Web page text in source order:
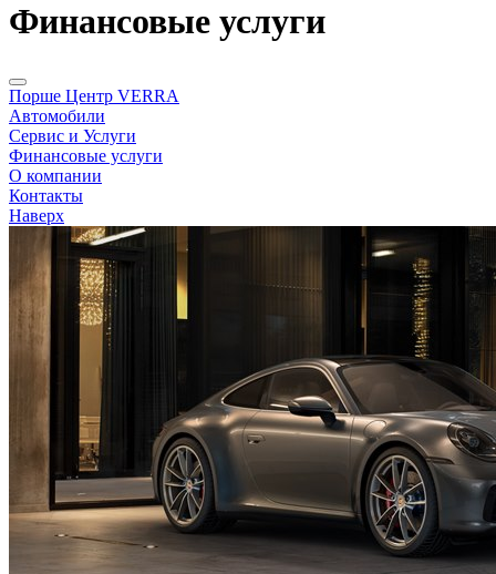
Финансовые услуги
Порше Центр VERRA
Автомобили
Сервис и Услуги
Финансовые услуги
О компании
Контакты
Наверх